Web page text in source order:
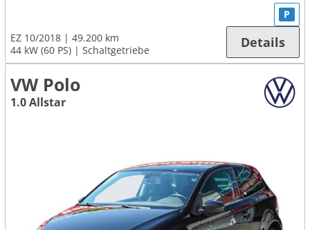
EZ 10/2018
49.200 km
44 kW (60 PS)
Schaltgetriebe
P
Details
VW Polo
1.0 Allstar